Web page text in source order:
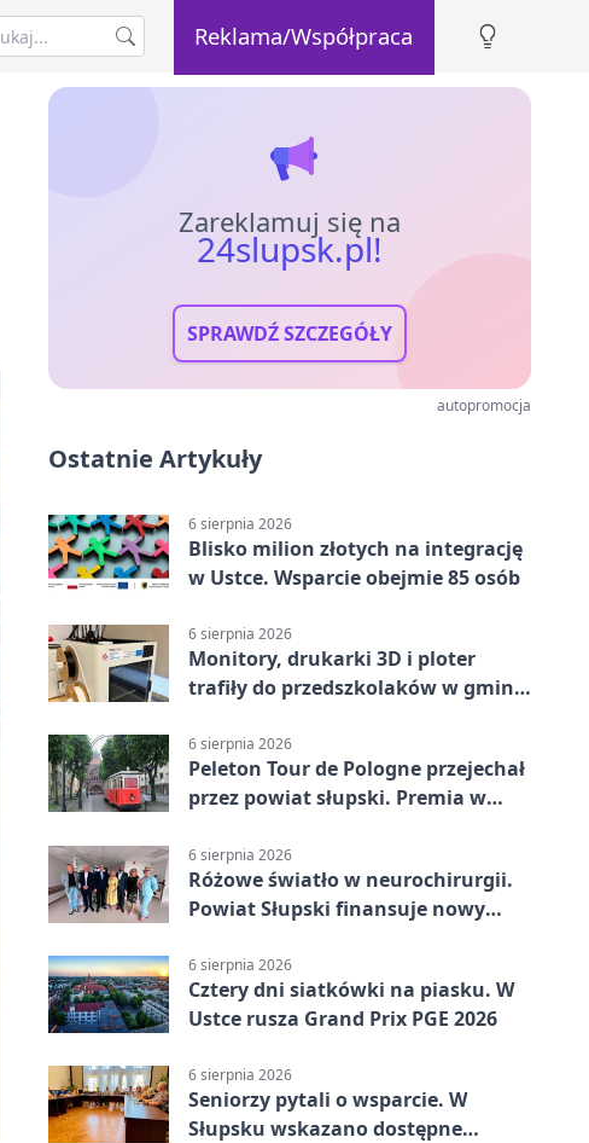
Reklama/Współpraca
Zareklamuj się na
24slupsk.pl!
SPRAWDŹ SZCZEGÓŁY
autopromocja
Ostatnie Artykuły
6 sierpnia 2026
Blisko milion złotych na integrację
w Ustce. Wsparcie obejmie 85 osób
6 sierpnia 2026
Monitory, drukarki 3D i ploter
trafiły do przedszkolaków w gminie
6 sierpnia 2026
Peleton Tour de Pologne przejechał
przez powiat słupski. Premia w
6 sierpnia 2026
Różowe światło w neurochirurgii.
Powiat Słupski finansuje nowy
6 sierpnia 2026
Cztery dni siatkówki na piasku. W
Ustce rusza Grand Prix PGE 2026
6 sierpnia 2026
Seniorzy pytali o wsparcie. W
Słupsku wskazano dostępne